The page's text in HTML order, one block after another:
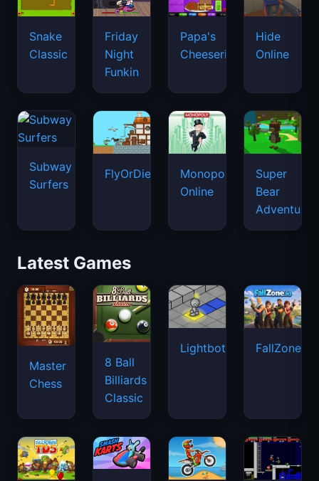
Snake
Classic
Friday
Night
Funkin
Papa's
Cheeseria
Hide
Online
Subway
Surfers
FlyOrDie.io
Monopoly
Online
Super
Bear
Adventure
Latest Games
Master
Chess
8 Ball
Billiards
Classic
Lightbot FallZone.io